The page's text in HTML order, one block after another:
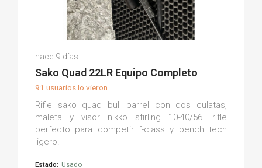
Fernando M.
(0)
hace 9 días
Sako Quad 22LR Equipo Completo
91 usuarios lo vieron
Rifle sako quad bull barrel con dos culatas,
maleta y visor nikko stirling 10-40/56. rifle
perfecto para competir f-class y bench tech
ligero.
Estado: Usado